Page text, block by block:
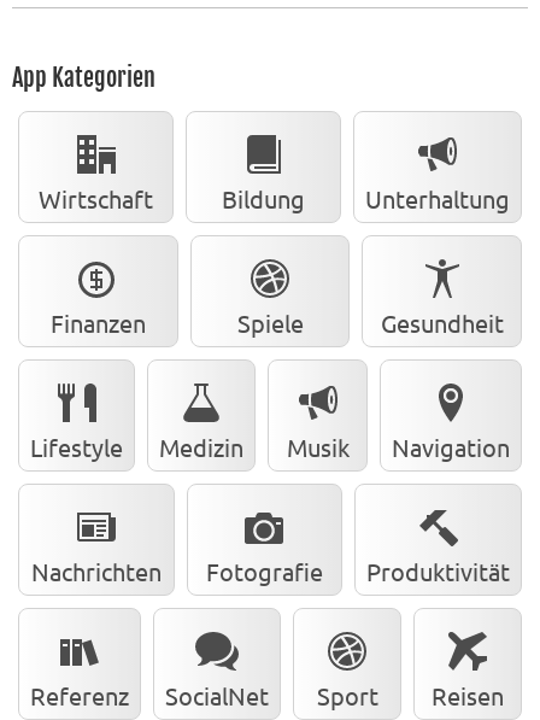
App Kategorien
Wirtschaft Bildung Unterhaltung
Finanzen Spiele Gesundheit
Lifestyle Medizin Musik Navigation
Nachrichten Fotografie Produktivität
Referenz SocialNet Sport Reisen